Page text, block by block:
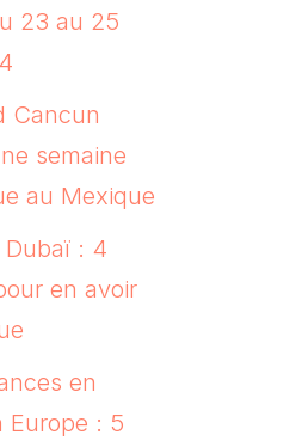
23 au 25
Cancun
semaine
au Mexique
Dubaï : 4
en avoir
en
Europe : 5